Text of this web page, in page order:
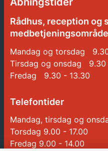
Rådhus, reception og
medbetjeningsområde
Mandag og torsdag
Tirsdag og onsdag 9.30
Fredag 9.30 - 13.30
Telefontider
Mandag, tirsdag og
Torsdag 9.00 - 17.00
Fredag 9.00 - 14.00